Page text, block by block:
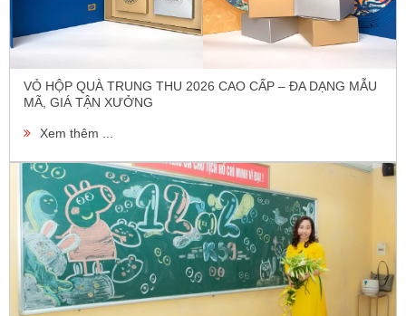
VỎ HỘP QUÀ TRUNG THU 2026 CAO CẤP – ĐA DẠNG MẪU
MÃ, GIÁ TẬN XƯỞNG
Xem thêm ...